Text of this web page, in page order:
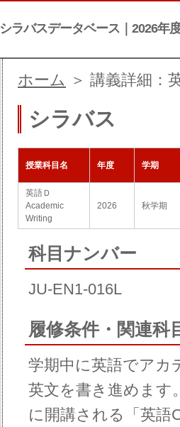
シラバスデータベース｜2026年
ホーム ＞ 講義詳細：
シラバス
授業科目名 年度 学期
英語Ｄ
Academic
Writing
2026 秋学期
科目ナンバー
JU-EN1-016L
履修条件・関連科
学期中に英語でアカ
英文を書き進めます
に開講される「英